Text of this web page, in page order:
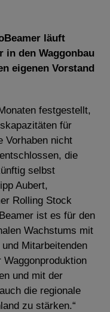
läuft
den Waggonbau
eigenen Vorstand
festgestellt,
für
Vorhaben nicht
die
selbst
Aubert,
Rolling Stock
ist es für den
Wachstums mit
Mitarbeitenden
Waggonproduktion
und mit der
die regionale
zu stärken.“